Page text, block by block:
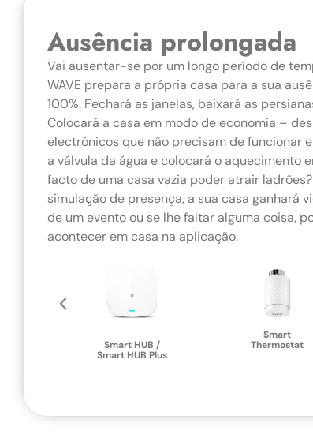
Ausência prolongada
Vai ausentar-se por um longo período de
WAVE prepara a própria casa para a sua
100%. Fechará as janelas, baixará as
Colocará a casa em modo de economia –
electrónicos que não precisam de funcionar
a válvula da água e colocará o aquecimento
facto de uma casa vazia poder atrair
simulação de presença, a sua casa ganhará
de um evento ou se lhe faltar alguma coisa,
acontecer em casa na aplicação.
Smart HUB /
Smart HUB Plus
Smart
Thermostat